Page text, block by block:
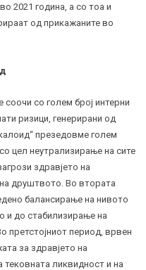
2021 година, а со тоа и
од прикажаните во
со голем број интерни
ризици, генерирани од
презедовме голем
цел неутрализирање на сите
здравјето на
друштвото. Во втората
балансирање на нивото
и до стабилизирање на
претстојниот период, врвен
за здравјето на
ликвидност и на